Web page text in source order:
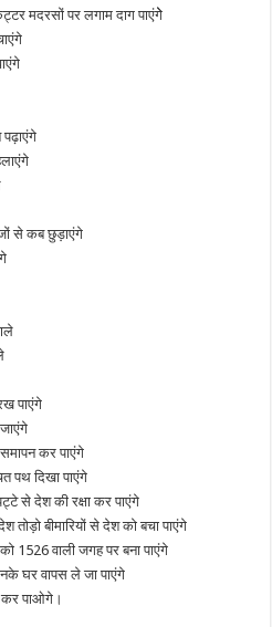
मदरसों पर लगाम दाग पाएंगेे
पढ़ाएंगे
से कब छुड़ाएंगे
पाएंगे
कर पाएंगे
पथ दिखा पाएंगे
से देश की रक्षा कर पाएंगे
तोड़ो बीमारियों से देश को बचा पाएंगे
1526 वाली जगह पर बना पाएंगे
घर वापस ले जा पाएंगे
पाओगे।